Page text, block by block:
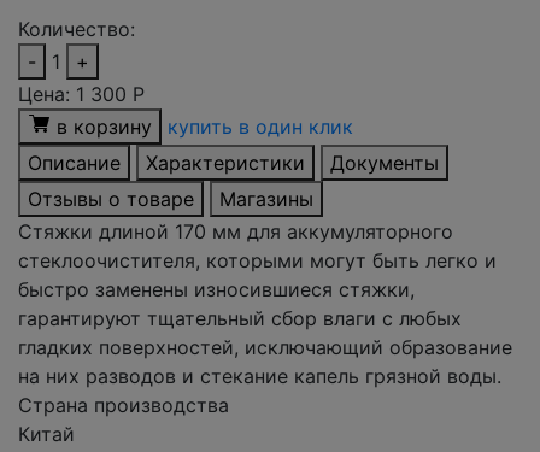
Количество:
-
1
+
Цена: 1 300 Р
в корзину
купить в один клик
Описание
Характеристики
Документы
Отзывы о товаре
Магазины
Стяжки длиной 170 мм для аккумуляторного
стеклоочистителя, которыми могут быть легко и
быстро заменены износившиеся стяжки,
гарантируют тщательный сбор влаги с любых
гладких поверхностей, исключающий образование
на них разводов и стекание капель грязной воды.
Страна производства
Китай